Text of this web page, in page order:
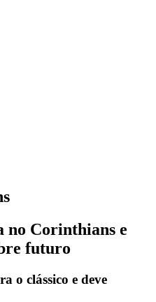
no Corinthians e
futuro
o clássico e deve